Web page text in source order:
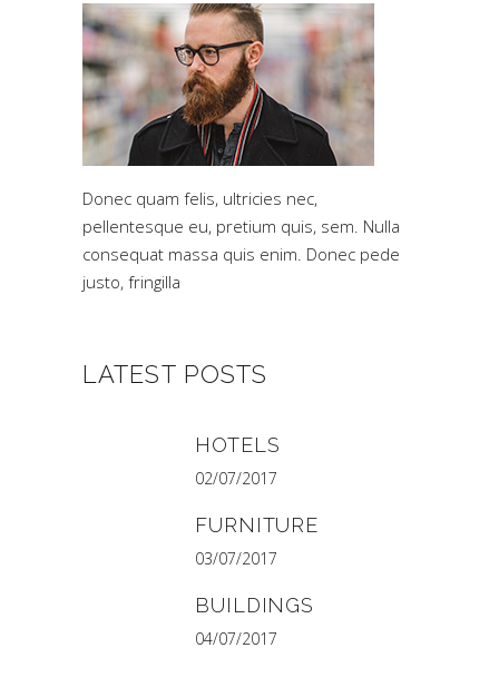
Donec quam felis, ultricies nec,
pellentesque eu, pretium quis, sem. Nulla
consequat massa quis enim. Donec pede
justo, fringilla
LATEST POSTS
HOTELS
02/07/2017
FURNITURE
03/07/2017
BUILDINGS
04/07/2017